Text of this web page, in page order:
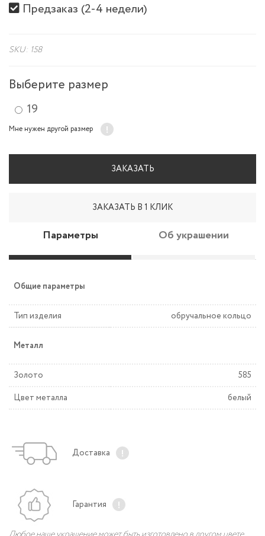
Предзаказ (2-4 недели)
SKU: 158
Выберите размер
19
Мне нужен другой размер
ЗАКАЗАТЬ
ЗАКАЗАТЬ В 1 КЛИК
Параметры Об украшении
Общие параметры
Тип изделия обручальное кольцо
Металл
Золото
585
Цвет металла
белый
Доставка
Гарантия